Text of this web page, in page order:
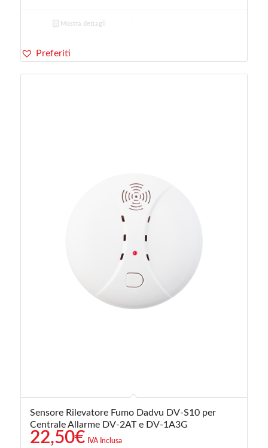
Mostra dettagli
Preferiti
Sensore Rilevatore Fumo Dadvu DV-S10 per
Centrale Allarme DV-2AT e DV-1A3G
22,50€ IVA Inclusa